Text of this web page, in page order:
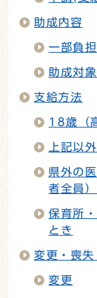
助成内容
一部負
助成対
支給方法
18歳（
上記以
県外の
者全員）
保育所
とき
変更・喪
変更